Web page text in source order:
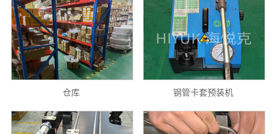
仓库 钢管卡套预装机